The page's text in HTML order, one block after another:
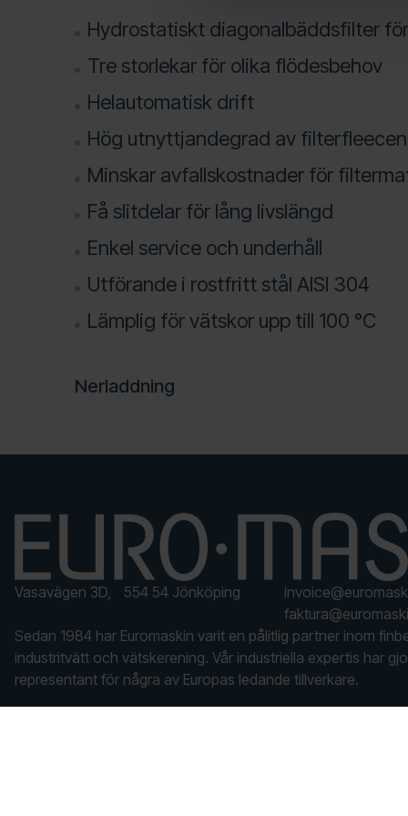
Hydrostatiskt diagonalbäddsfilter
Tre storlekar för olika flödesbehov
Helautomatisk drift
Hög utnyttjandegrad av filterfleecen
Minskar avfallskostnader för
Få slitdelar för lång livslängd
Enkel service och underhåll
Utförande i rostfritt stål AISI 304
Lämplig för vätskor upp till 100 °C
Nerladdning
Vasavägen 3D, 554 54 Jönköping
Sedan 1984 har Euromaskin varit en pålitlig partner inom
industritvätt och vätskerening. Vår industriella expertis har
representant för några av Europas ledande tillverkare.